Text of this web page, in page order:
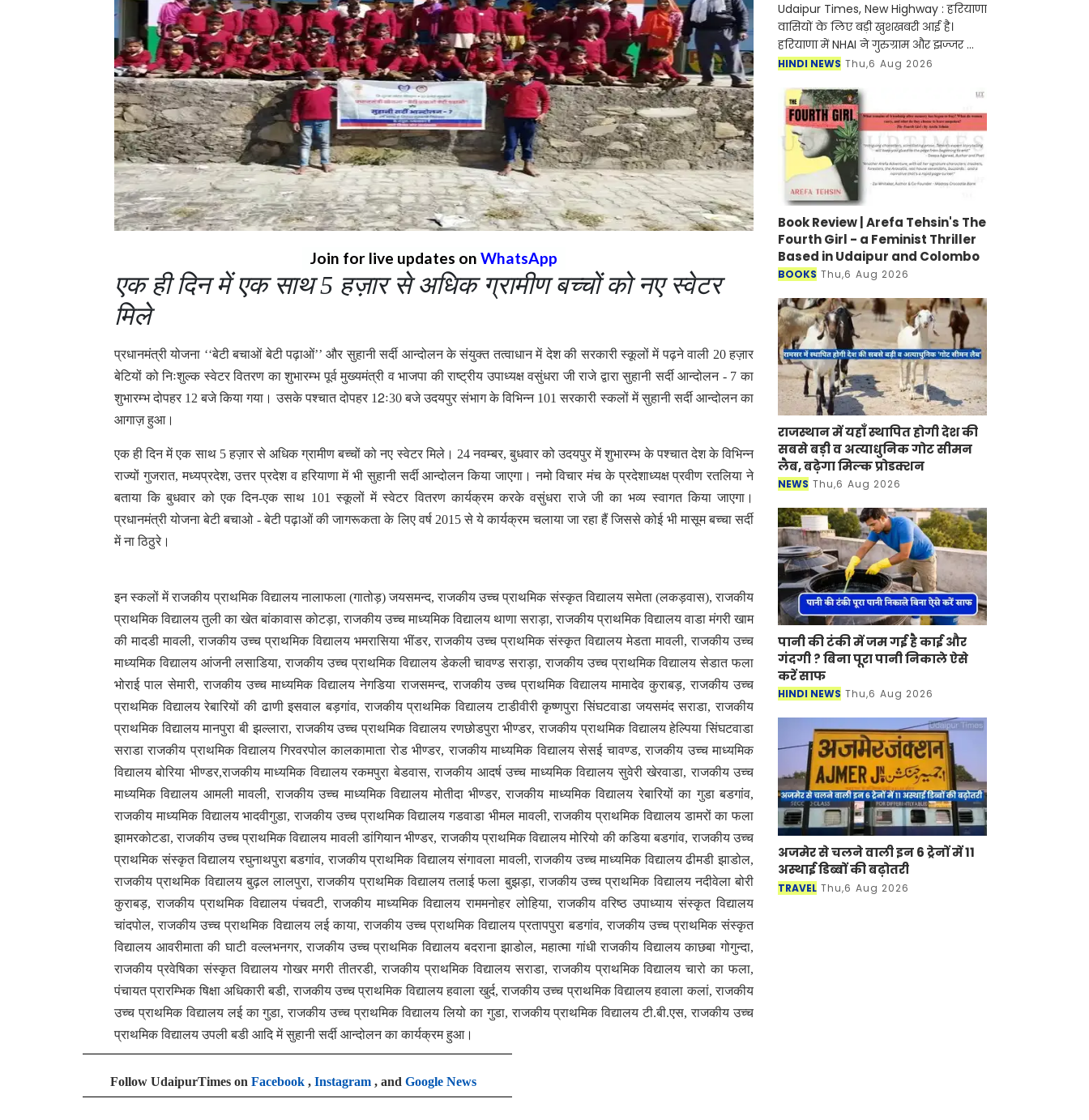
Join for live updates on WhatsApp
एक ही दिन में एक साथ 5 हज़ार से अधिक ग्रामीण बच्चों को नए स्वेटर
मिले
प्रधानमंत्री योजना ‘‘बेटी बचाओं बेटी पढ़ाओं’’ और सुहानी सर्दी आन्दोलन के संयुक्त तत्वाधान में देश की सरकारी स्कूलों में पढ़ने वाली 20 हज़ार
बेटियों को निःशुल्क स्वेटर वितरण का शुभारम्भ पूर्व मुख्यमंत्री व भाजपा की राष्ट्रीय उपाध्यक्ष वसुंधरा जी राजे द्वारा सुहानी सर्दी आन्दोलन - 7 का
शुभारम्भ दोपहर 12 बजे किया गया। उसके पश्चात दोपहर 12ः30 बजे उदयपुर संभाग के विभिन्न 101 सरकारी स्कलों में सुहानी सर्दी आन्दोलन का
आगाज़ हुआ।
एक ही दिन में एक साथ 5 हज़ार से अधिक ग्रामीण बच्चों को नए स्वेटर मिले। 24 नवम्बर, बुधवार को उदयपुर में शुभारम्भ के पश्चात देश के विभिन्न
राज्यों गुजरात, मध्यप्रदेश, उत्तर प्रदेश व हरियाणा में भी सुहानी सर्दी आन्दोलन किया जाएगा। नमो विचार मंच के प्रदेशाध्यक्ष प्रवीण रतलिया ने
बताया कि बुधवार को एक दिन-एक साथ 101 स्कूलों में स्वेटर वितरण कार्यक्रम करके वसुंधरा राजे जी का भव्य स्वागत किया जाएगा।
प्रधानमंत्री योजना बेटी बचाओ - बेटी पढ़ाओं की जागरूकता के लिए वर्ष 2015 से ये कार्यक्रम चलाया जा रहा हैं जिससे कोई भी मासूम बच्चा सर्दी
में ना ठिठुरे।
इन स्कलों में राजकीय प्राथमिक विद्यालय नालाफला (गातोड़) जयसमन्द, राजकीय उच्च प्राथमिक संस्कृत विद्यालय समेता (लकड़वास), राजकीय
प्राथमिक विद्यालय तुली का खेत बांकावास कोटड़ा, राजकीय उच्च माध्यमिक विद्यालय थाणा सराड़ा, राजकीय प्राथमिक विद्यालय वाडा मंगरी खाम
की मादडी मावली, राजकीय उच्च प्राथमिक विद्यालय भमरासिया भींडर, राजकीय उच्च प्राथमिक संस्कृत विद्यालय मेडता मावली, राजकीय उच्च
माध्यमिक विद्यालय आंजनी लसाडिया, राजकीय उच्च प्राथमिक विद्यालय डेकली चावण्ड सराड़ा, राजकीय उच्च प्राथमिक विद्यालय सेडात फला
भोराई पाल सेमारी, राजकीय उच्च माध्यमिक विद्यालय नेगडिया राजसमन्द, राजकीय उच्च प्राथमिक विद्यालय मामादेव कुराबड़, राजकीय उच्च
प्राथमिक विद्यालय रेबारियों की ढाणी इसवाल बड़गांव, राजकीय प्राथमिक विद्यालय टाडीवीरी कृष्णपुरा सिंघटवाडा जयसमंद सराडा, राजकीय
प्राथमिक विद्यालय मानपुरा बी झल्लारा, राजकीय उच्च प्राथमिक विद्यालय रणछोडपुरा भीण्डर, राजकीय प्राथमिक विद्यालय हेल्पिया सिंघटवाडा
सराडा राजकीय प्राथमिक विद्यालय गिरवरपोल कालकामाता रोड भीण्डर, राजकीय माध्यमिक विद्यालय सेसई चावण्ड, राजकीय उच्च माध्यमिक
विद्यालय बोरिया भीण्डर,राजकीय माध्यमिक विद्यालय रकमपुरा बेडवास, राजकीय आदर्ष उच्च माध्यमिक विद्यालय सुवेरी खेरवाडा, राजकीय उच्च
माध्यमिक विद्यालय आमली मावली, राजकीय उच्च माध्यमिक विद्यालय मोतीदा भीण्डर, राजकीय माध्यमिक विद्यालय रेबारियों का गुडा बडगांव,
राजकीय माध्यमिक विद्यालय भादवीगुडा, राजकीय उच्च प्राथमिक विद्यालय गडवाडा भीमल मावली, राजकीय प्राथमिक विद्यालय डामरों का फला
झामरकोटडा, राजकीय उच्च प्राथमिक विद्यालय मावली डांगियान भीण्डर, राजकीय प्राथमिक विद्यालय मोरियो की कडिया बडगांव, राजकीय उच्च
प्राथमिक संस्कृत विद्यालय रघुनाथपुरा बडगांव, राजकीय प्राथमिक विद्यालय संगावला मावली, राजकीय उच्च माध्यमिक विद्यालय ढीमडी झाडोल,
राजकीय प्राथमिक विद्यालय बुढ़ल लालपुरा, राजकीय प्राथमिक विद्यालय तलाई फला बुझड़ा, राजकीय उच्च प्राथमिक विद्यालय नदीवेला बोरी
कुराबड़, राजकीय प्राथमिक विद्यालय पंचवटी, राजकीय माध्यमिक विद्यालय राममनोहर लोहिया, राजकीय वरिष्ठ उपाध्याय संस्कृत विद्यालय
चांदपोल, राजकीय उच्च प्राथमिक विद्यालय लई काया, राजकीय उच्च प्राथमिक विद्यालय प्रतापपुरा बडगांव, राजकीय उच्च प्राथमिक संस्कृत
विद्यालय आवरीमाता की घाटी वल्लभनगर, राजकीय उच्च प्राथमिक विद्यालय बदराना झाडोल, महात्मा गांधी राजकीय विद्यालय काछबा गोगुन्दा,
राजकीय प्रवेषिका संस्कृत विद्यालय गोखर मगरी तीतरडी, राजकीय प्राथमिक विद्यालय सराडा, राजकीय प्राथमिक विद्यालय चारो का फला,
पंचायत प्रारम्भिक षिक्षा अधिकारी बडी, राजकीय उच्च प्राथमिक विद्यालय हवाला खुर्द, राजकीय उच्च प्राथमिक विद्यालय हवाला कलां, राजकीय
उच्च प्राथमिक विद्यालय लई का गुडा, राजकीय उच्च प्राथमिक विद्यालय लियो का गुडा, राजकीय प्राथमिक विद्यालय टी.बी.एस, राजकीय उच्च
प्राथमिक विद्यालय उपली बडी आदि में सुहानी सर्दी आन्दोलन का कार्यक्रम हुआ।
Follow UdaipurTimes on Facebook , Instagram , and Google News
Udaipur Times, New Highway : हरियाणा
वासियों के लिए बड़ी खुशखबरी आई है।
हरियाणा में NHAI ने गुरुग्राम और झज्जर को
जोड़ने के लिए नए हाईवे के निर्माण जल्द ही
इस
HINDI NEWS Thu,6 Aug 2026
Book Review | Arefa Tehsin's The
Fourth Girl - a Feminist Thriller
Based in Udaipur and Colombo
BOOKS Thu,6 Aug 2026
राजस्थान में यहाँ स्थापित होगी देश की
सबसे बड़ी व अत्याधुनिक गोट सीमन
लैब, बढ़ेगा मिल्क प्रोडक्शन
NEWS Thu,6 Aug 2026
पानी की टंकी में जम गई है काई और
गंदगी ? बिना पूरा पानी निकाले ऐसे
करें साफ
HINDI NEWS Thu,6 Aug 2026
अजमेर से चलने वाली इन 6 ट्रेनों में 11
अस्थाई डिब्बों की बढ़ोतरी
TRAVEL Thu,6 Aug 2026